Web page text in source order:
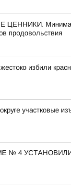
продовольствия
избили
участковые
№ 4